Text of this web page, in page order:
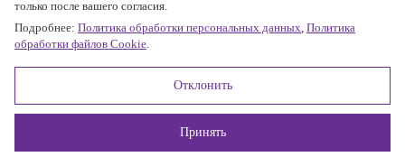
только после вашего согласия.
Подробнее: Политика обработки персональных данных, Политика
обработки файлов Cookie.
Отклонить
Принять